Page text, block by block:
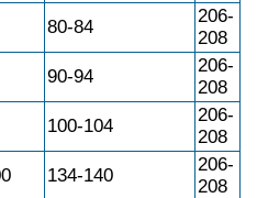
80-84
206-
208
90-94
206-
208
100-104
206-
208
134-140
206-
208